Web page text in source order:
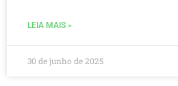
LEIA MAIS »
30 de junho de 2025